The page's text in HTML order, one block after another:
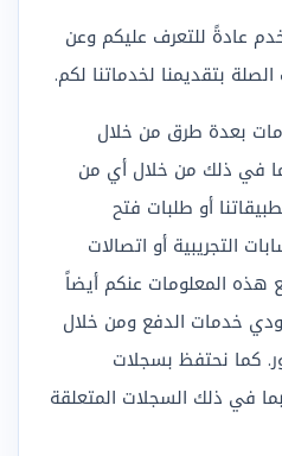
عادةً للتعرف عليكم وعن
بتقديمنا لخدماتنا لكم.
بعدة طرق من خلال
في ذلك من خلال أي من
أو طلبات فتح
التجريبية أو اتصالات
هذه المعلومات عنكم أيضاً
خدمات الدفع ومن خلال
كما نحتفظ بسجلات
في ذلك السجلات المتعلقة